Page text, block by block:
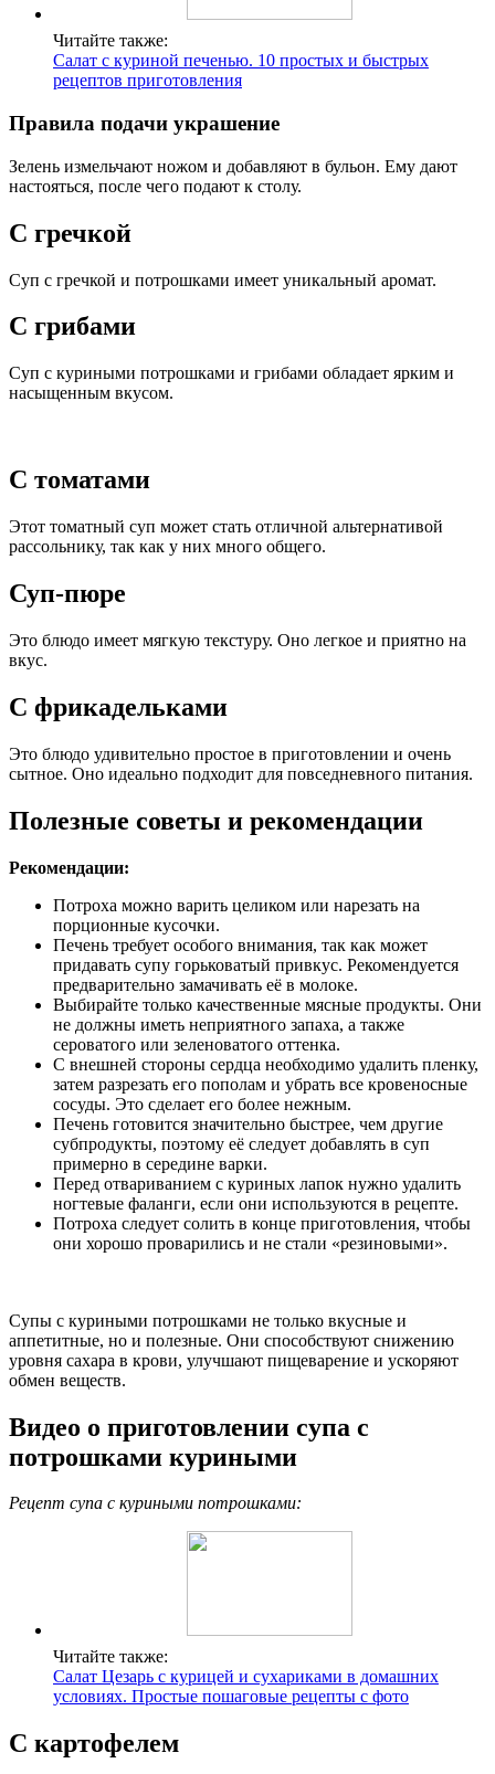
Читайте также:
Салат с куриной печенью. 10 простых и быстрых
рецептов приготовления
Правила подачи украшение
Зелень измельчают ножом и добавляют в бульон. Ему дают
настояться, после чего подают к столу.
С гречкой
Суп с гречкой и потрошками имеет уникальный аромат.
С грибами
Суп с куриными потрошками и грибами обладает ярким и
насыщенным вкусом.
С томатами
Этот томатный суп может стать отличной альтернативой
рассольнику, так как у них много общего.
Суп-пюре
Это блюдо имеет мягкую текстуру. Оно легкое и приятно на
вкус.
С фрикадельками
Это блюдо удивительно простое в приготовлении и очень
сытное. Оно идеально подходит для повседневного питания.
Полезные советы и рекомендации
Рекомендации:
Потроха можно варить целиком или нарезать на
порционные кусочки.
Печень требует особого внимания, так как может
придавать супу горьковатый привкус. Рекомендуется
предварительно замачивать её в молоке.
Выбирайте только качественные мясные продукты. Они
не должны иметь неприятного запаха, а также
сероватого или зеленоватого оттенка.
С внешней стороны сердца необходимо удалить пленку,
затем разрезать его пополам и убрать все кровеносные
сосуды. Это сделает его более нежным.
Печень готовится значительно быстрее, чем другие
субпродукты, поэтому её следует добавлять в суп
примерно в середине варки.
Перед отвариванием с куриных лапок нужно удалить
ногтевые фаланги, если они используются в рецепте.
Потроха следует солить в конце приготовления, чтобы
они хорошо проварились и не стали «резиновыми».
Супы с куриными потрошками не только вкусные и
аппетитные, но и полезные. Они способствуют снижению
уровня сахара в крови, улучшают пищеварение и ускоряют
обмен веществ.
Видео о приготовлении супа с
потрошками куриными
Рецепт супа с куриными потрошками:
Читайте также:
Салат Цезарь с курицей и сухариками в домашних
условиях. Простые пошаговые рецепты с фото
С картофелем